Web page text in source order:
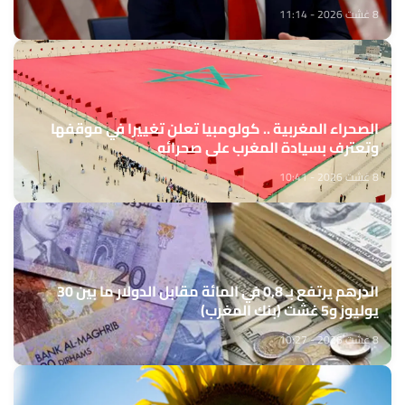
8 غشت 2026 - 11:14
الصحراء المغربية .. كولومبيا تعلن تغييرا في موقفها
وتعترف بسيادة المغرب على صحرائه
8 غشت 2026 - 10:41
الدرهم يرتفع بـ 0,8 في المائة مقابل الدولار ما بين 30
يوليوز و5 غشت (بنك المغرب)
8 غشت 2026 - 10:27